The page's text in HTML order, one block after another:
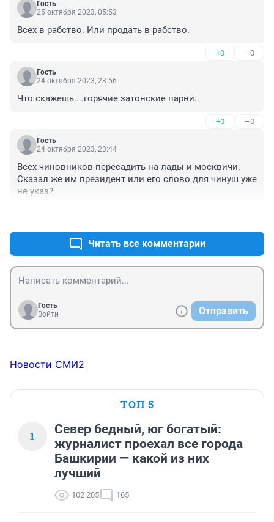
Гость
25 октября 2023, 05:53
Всех в рабство. Или продать в рабство.
+0 –0
Гость
24 октября 2023, 23:56
Что скажешь....горячие затонские парни..
+0 –0
Гость
24 октября 2023, 23:44
Всех чиновников пересадить на лады и москвичи.
Сказал же им президент или его слово для чинуш уже
не указ?
Читать все комментарии
Гость
Войти
Отправить
Новости СМИ2
ТОП 5
1
Север бедный, юг богатый:
журналист проехал все города
Башкирии — какой из них
лучший
102 205 165